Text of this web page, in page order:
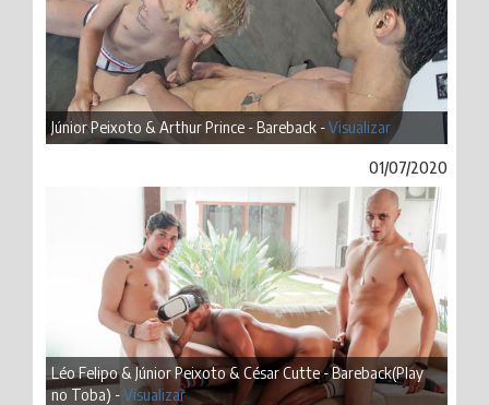
Júnior Peixoto & Arthur Prince - Bareback -Visualizar
01/07/2020
Léo Felipo & Júnior Peixoto & César Cutte - Bareback(Play
no Toba) -Visualizar